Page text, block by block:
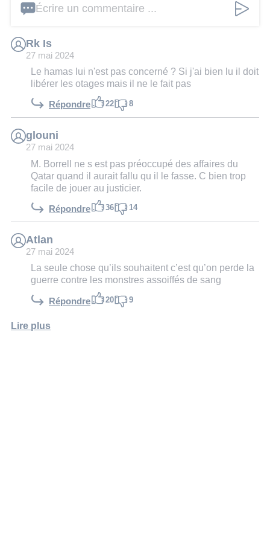
Écrire un commentaire ...
Rk Is
27 mai 2024
Le hamas lui n'est pas concerné ? Si j'ai bien lu il doit
libérer les otages mais il ne le fait pas
Répondre 22 8
glouni
27 mai 2024
M. Borrell ne s est pas préoccupé des affaires du
Qatar quand il aurait fallu qu il le fasse. C bien trop
facile de jouer au justicier.
Répondre 36 14
Atlan
27 mai 2024
La seule chose qu’ils souhaitent c’est qu’on perde la
guerre contre les monstres assoiffés de sang
Répondre 20 9
Lire plus